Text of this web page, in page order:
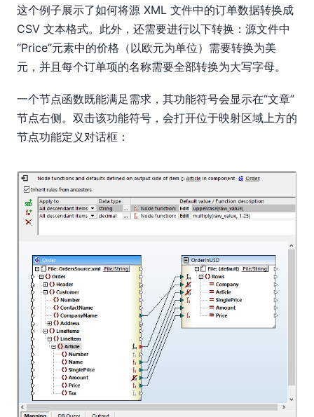
这个例子展示了如何将源 XML 文件中的订单数据转换成
CSV 文本格式。此外，还需要进行以下转换：源文件中
“Price”元素中的价格（以欧元为单位）需要转换为美
元，并且每个订单项的名称需要全部转换为大写字母。
一个节点函数既能满足需求，其功能符号会显示在“文章”
节点右侧。双击该功能符号，会打开位于映射区域上方的
节点功能定义对话框：